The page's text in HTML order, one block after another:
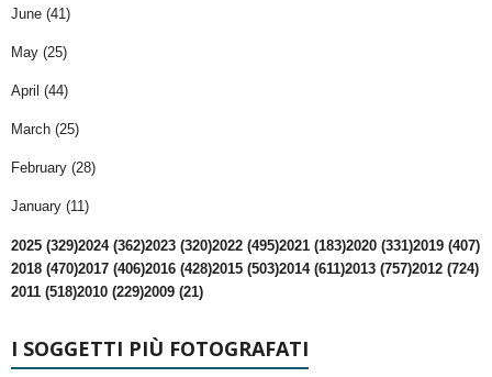
June (41)
May (25)
April (44)
March (25)
February (28)
January (11)
2025 (329)2024 (362)2023 (320)2022 (495)2021 (183)2020 (331)2019 (407)
2018 (470)2017 (406)2016 (428)2015 (503)2014 (611)2013 (757)2012 (724)
2011 (518)2010 (229)2009 (21)
I SOGGETTI PIÙ FOTOGRAFATI